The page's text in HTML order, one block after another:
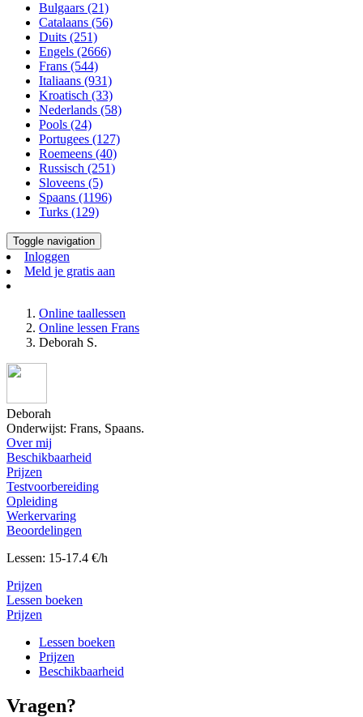
Bulgaars (21)
Catalaans (56)
Duits (251)
Engels (2666)
Frans (544)
Italiaans (931)
Kroatisch (33)
Nederlands (58)
Pools (24)
Portugees (127)
Roemeens (40)
Russisch (251)
Sloveens (5)
Spaans (1196)
Turks (129)
Toggle navigation
Inloggen
Meld je gratis aan
Online taallessen
Online lessen Frans
Deborah S.
Deborah
Onderwijst: Frans, Spaans.
Over mij
Beschikbaarheid
Prijzen
Testvoorbereiding
Opleiding
Werkervaring
Beoordelingen
Lessen: 15-17.4 €/h
Prijzen
Lessen boeken
Prijzen
Lessen boeken
Prijzen
Beschikbaarheid
Vragen?